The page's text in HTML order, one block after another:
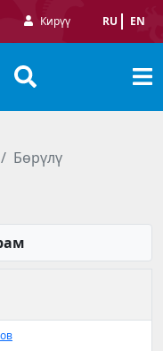
Кирүү RU EN
Бөрүлү